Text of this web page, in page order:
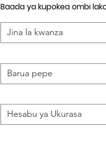
Baada ya kupokea ombi